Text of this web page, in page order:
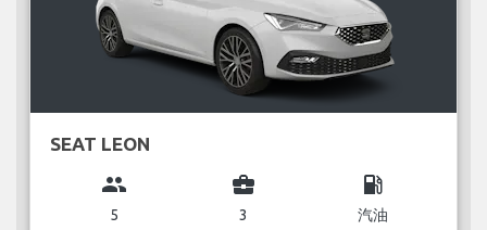
SEAT LEON
group
5
business_center
3
local_gas_station
汽油